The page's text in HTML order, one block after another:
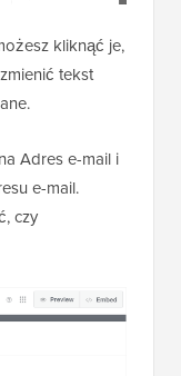
kliknąć je,
tekst
Adres e-mail i
e-mail.
czy